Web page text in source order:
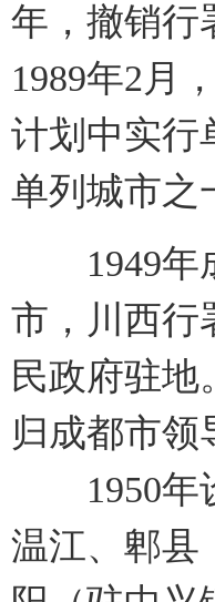
年，撤销行
1989年2月
计划中实行
单列城市之
1949年成
市，川西行
民政府驻地
归成都市领
1950年设
温江、郫县